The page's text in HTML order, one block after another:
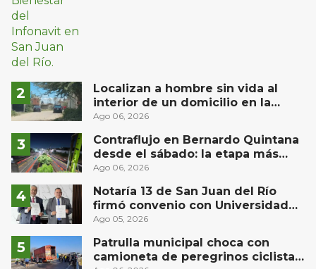
Localizan a hombre sin vida al
interior de un domicilio en la
comunidad El Rodeo, San Juan del
Ago 06, 2026
Contraflujo en Bernardo Quintana
desde el sábado: la etapa más
compleja del operativo vial
Ago 06, 2026
Notaría 13 de San Juan del Río
firmó convenio con Universidad
Privada del Bajío para recibir
Ago 05, 2026
Patrulla municipal choca con
camioneta de peregrinos ciclistas